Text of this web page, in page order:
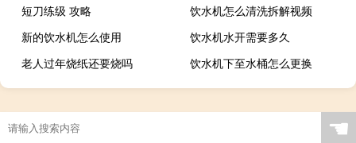
短刀练级 攻略
饮水机怎么清洗拆解视频
新的饮水机怎么使用
饮水机水开需要多久
老人过年烧纸还要烧吗
饮水机下至水桶怎么更换
☚